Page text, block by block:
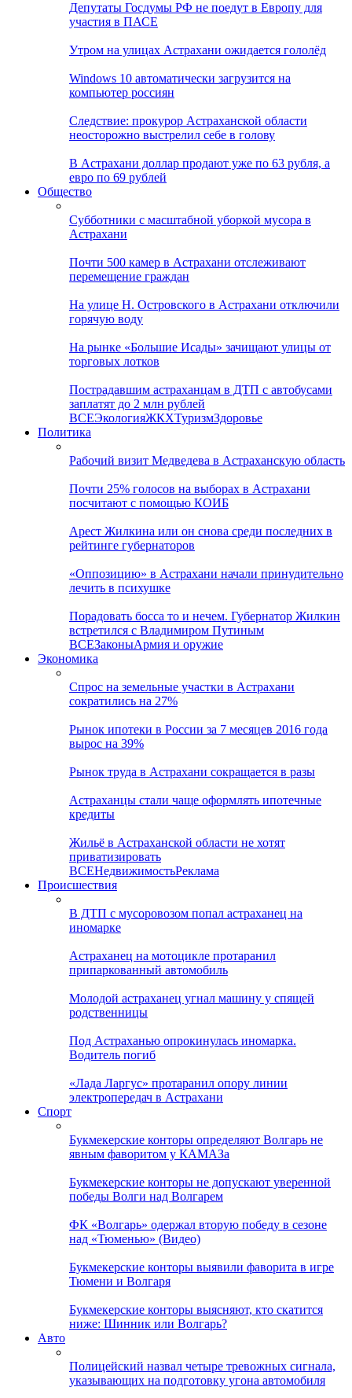
Депутаты Госдумы РФ не поедут в Европу для
участия в ПАСЕ
Утром на улицах Астрахани ожидается гололёд
Windows 10 автоматически загрузится на
компьютер россиян
Следствие: прокурор Астраханской области
неосторожно выстрелил себе в голову
В Астрахани доллар продают уже по 63 рубля, а
евро по 69 рублей
Общество
Субботники с масштабной уборкой мусора в
Астрахани
Почти 500 камер в Астрахани отслеживают
перемещение граждан
На улице Н. Островского в Астрахани отключили
горячую воду
На рынке «Большие Исады» зачищают улицы от
торговых лотков
Пострадавшим астраханцам в ДТП с автобусами
заплатят до 2 млн рублей
ВСЕЭкологияЖКХТуризмЗдоровье
Политика
Рабочий визит Медведева в Астраханскую область
Почти 25% голосов на выборах в Астрахани
посчитают с помощью КОИБ
Арест Жилкина или он снова среди последних в
рейтинге губернаторов
«Оппозицию» в Астрахани начали принудительно
лечить в психушке
Порадовать босса то и нечем. Губернатор Жилкин
встретился с Владимиром Путиным
ВСЕЗаконыАрмия и оружие
Экономика
Спрос на земельные участки в Астрахани
сократились на 27%
Рынок ипотеки в России за 7 месяцев 2016 года
вырос на 39%
Рынок труда в Астрахани сокращается в разы
Астраханцы стали чаще оформлять ипотечные
кредиты
Жильё в Астраханской области не хотят
приватизировать
ВСЕНедвижимостьРеклама
Происшествия
В ДТП с мусоровозом попал астраханец на
иномарке
Астраханец на мотоцикле протаранил
припаркованный автомобиль
Молодой астраханец угнал машину у спящей
родственницы
Под Астраханью опрокинулась иномарка.
Водитель погиб
«Лада Ларгус» протаранил опору линии
электропередач в Астрахани
Спорт
Букмекерские конторы определяют Волгарь не
явным фаворитом у КАМАЗа
Букмекерские конторы не допускают уверенной
победы Волги над Волгарем
ФК «Волгарь» одержал вторую победу в сезоне
над «Тюменью» (Видео)
Букмекерские конторы выявили фаворита в игре
Тюмени и Волгаря
Букмекерские конторы выясняют, кто скатится
ниже: Шинник или Волгарь?
Авто
Полицейский назвал четыре тревожных сигнала,
указывающих на подготовку угона автомобиля